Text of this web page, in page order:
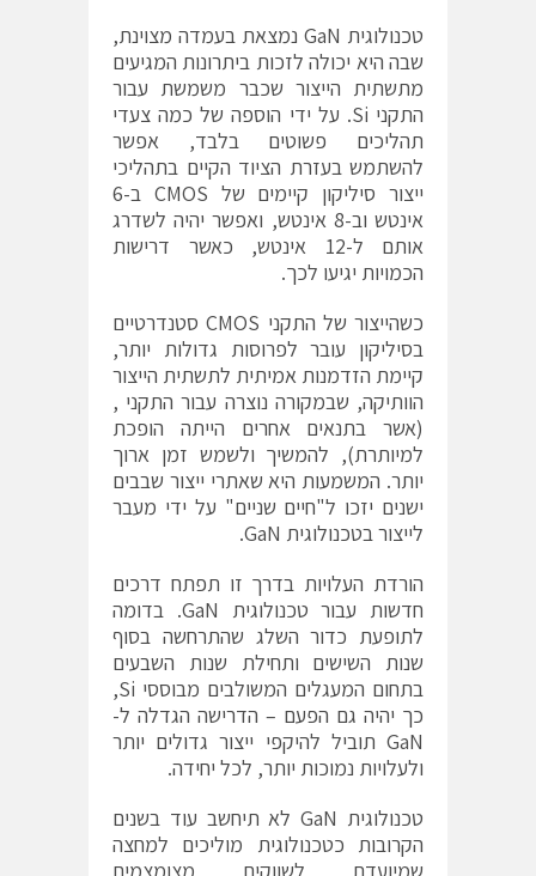
טכנולוגית GaN נמצאת בעמדה מצוינת,
שבה היא יכולה לזכות ביתרונות המגיעים
מתשתית הייצור שכבר משמשת עבור
התקני Si. על ידי הוספה של כמה צעדי
תהליכים פשוטים בלבד, אפשר
להשתמש בעזרת הציוד הקיים בתהליכי
ייצור סיליקון קיימים של CMOS ב-6
אינטש וב-8 אינטש, ואפשר יהיה לשדרג
אותם ל-12 אינטש, כאשר דרישות
הכמויות יגיעו לכך.
כשהייצור של התקני CMOS סטנדרטיים
בסיליקון עובר לפרוסות גדולות יותר,
קיימת הזדמנות אמיתית לתשתית הייצור
הוותיקה, שבמקורה נוצרה עבור התקני ,
(אשר בתנאים אחרים הייתה הופכת
למיותרת), להמשיך ולשמש זמן ארוך
יותר. המשמעות היא שאתרי ייצור שבבים
ישנים יזכו ל"חיים שניים" על ידי מעבר
לייצור בטכנולוגית GaN.
הורדת העלויות בדרך זו תפתח דרכים
חדשות עבור טכנולוגית GaN. בדומה
לתופעת כדור השלג שהתרחשה בסוף
שנות השישים ותחילת שנות השבעים
בתחום המעגלים המשולבים מבוססי Si,
כך יהיה גם הפעם – הדרישה הגדלה ל-
GaN תוביל להיקפי ייצור גדולים יותר
ולעלויות נמוכות יותר, לכל יחידה.
טכנולוגית GaN לא תיחשב עוד בשנים
הקרובות כטכנולוגית מוליכים למחצה
שמיועדת לשווקים מצומצמים